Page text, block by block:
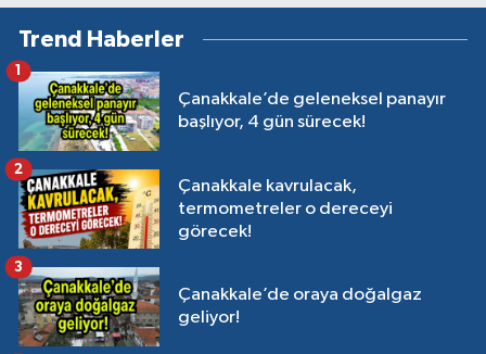
Trend Haberler
Çanakkale’de geleneksel panayır
başlıyor, 4 gün sürecek!
1
Çanakkale kavrulacak,
termometreler o dereceyi
görecek!
2
Çanakkale’de oraya doğalgaz
geliyor!
3